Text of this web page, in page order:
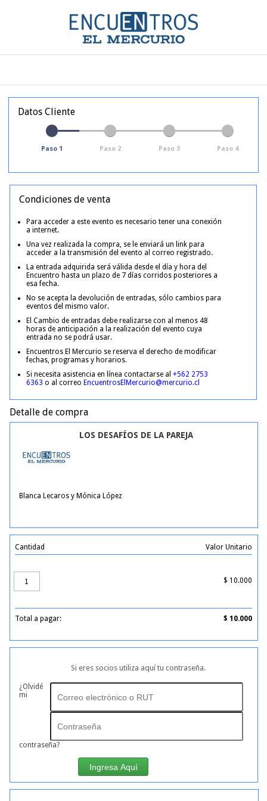
Datos Cliente
Paso 1 Paso 2 Paso 3 Paso 4
Condiciones de venta
Para acceder a este evento es necesario tener una conexión
a internet.
Una vez realizada la compra, se le enviará un link para
acceder a la transmisión del evento al correo registrado.
La entrada adquirida será válida desde el día y hora del
Encuentro hasta un plazo de 7 días corridos posteriores a
esa fecha.
No se acepta la devolución de entradas, sólo cambios para
eventos del mismo valor.
El Cambio de entradas debe realizarse con al menos 48
horas de anticipación a la realización del evento cuya
entrada no se podrá usar.
Encuentros El Mercurio se reserva el derecho de modificar
fechas, programas y horarios.
Si necesita asistencia en línea contactarse al +562 2753
6363 o al correo EncuentrosElMercurio@mercurio.cl
Detalle de compra
LOS DESAFÍOS DE LA PAREJA
Blanca Lecaros y Mónica López
Cantidad Valor Unitario
$ 10.000
Total a pagar: $ 10.000
Si eres socios utiliza aquí tu contraseña.
¿Olvidé
mi
contraseña?